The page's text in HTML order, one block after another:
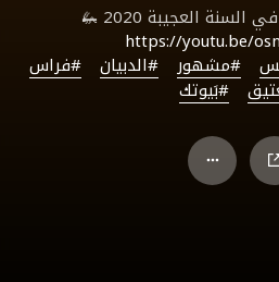
العجيبة 2020 🦗
https://youtu.be/
#مشهور #الدبيان
#فراس
#بَيوتك